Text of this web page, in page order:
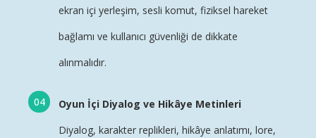
ekran içi yerleşim, sesli komut, fiziksel hareket
bağlamı ve kullanıcı güvenliği de dikkate
alınmalıdır.
Oyun İçi Diyalog ve Hikâye Metinleri
Diyalog, karakter replikleri, hikâye anlatımı, lore,